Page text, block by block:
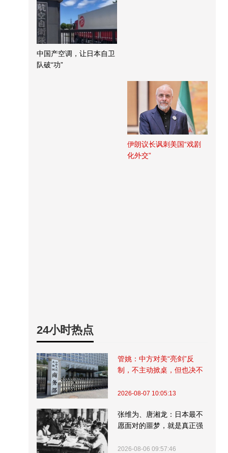
中国产空调，让日本自卫
队破“功”
伊朗议长讽刺美国“戏剧
化外交”
24小时热点
管姚：中方对美“亮剑”反
制，不主动掀桌，但也决不
2026-08-07 10:05:13
张维为、唐湘龙：日本最不
愿面对的噩梦，就是真正强
2026-08-06 09:57:46